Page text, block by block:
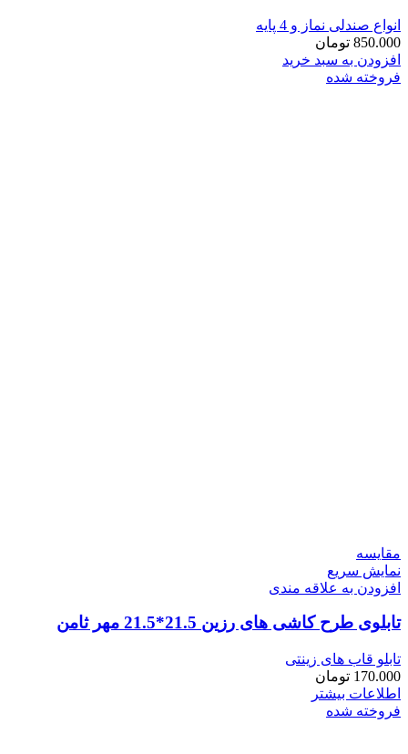
انواع صندلی نماز و 4 پایه
850.000 تومان
افزودن به سبد خرید
فروخته شده
مقايسه
نمایش سریع
افزودن به علاقه مندی
تابلوی طرح کاشی های رزین 21.5*21.5 مهر ثامن
تابلو قاب های زینتی
170.000 تومان
اطلاعات بیشتر
فروخته شده